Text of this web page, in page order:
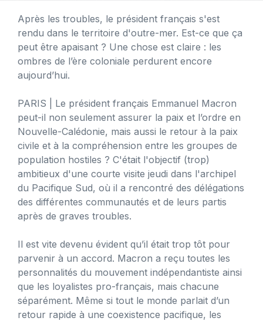
Après les troubles, le président français s'est
rendu dans le territoire d'outre-mer. Est-ce que ça
peut être apaisant ? Une chose est claire : les
ombres de l’ère coloniale perdurent encore
aujourd’hui.
PARIS | Le président français Emmanuel Macron
peut-il non seulement assurer la paix et l’ordre en
Nouvelle-Calédonie, mais aussi le retour à la paix
civile et à la compréhension entre les groupes de
population hostiles ? C'était l'objectif (trop)
ambitieux d'une courte visite jeudi dans l'archipel
du Pacifique Sud, où il a rencontré des délégations
des différentes communautés et de leurs partis
après de graves troubles.
Il est vite devenu évident qu’il était trop tôt pour
parvenir à un accord. Macron a reçu toutes les
personnalités du mouvement indépendantiste ainsi
que les loyalistes pro-français, mais chacune
séparément. Même si tout le monde parlait d’un
retour rapide à une coexistence pacifique, les